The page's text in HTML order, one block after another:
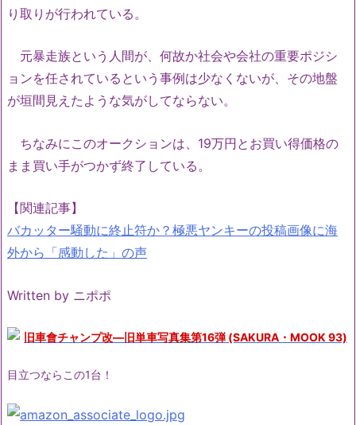
り取りが行われている。
元暴走族という人間が、何故か社会や会社の重要ポジシ
ョンを任されているという事例は少なくないが、その地盤
が垣間見えたような気がしてならない。
ちなみにこのオークションは、19万円とお買い得価格の
まま買い手がつかず終了している。
【関連記事】
バカッター騒動に終止符か？極悪ヤンキーの投稿画像に海
外から「感動した」の声
Written by ニポポ
旧車會チャンプ改―旧単車写真集第16弾 (SAKURA・MOOK 93)
目立つならこの1台！